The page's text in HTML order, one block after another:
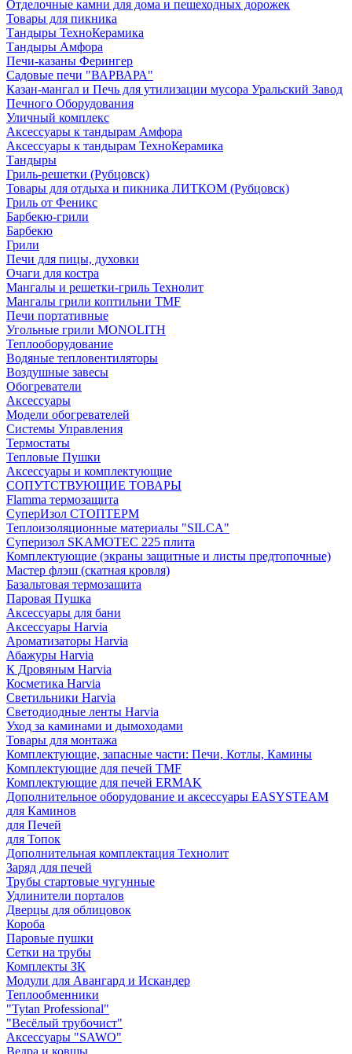
Отделочные камни для дома и пешеходных дорожек
Товары для пикника
Тандыры ТехноКерамика
Тандыры Амфора
Печи-казаны Ферингер
Садовые печи "ВАРВАРА"
Казан-мангал и Печь для утилизации мусора Уральский Завод
Печного Оборудования
Уличный комплекс
Аксессуары к тандырам Амфора
Аксессуары к тандырам ТехноКерамика
Тандыры
Гриль-решетки (Рубцовск)
Товары для отдыха и пикника ЛИТКОМ (Рубцовск)
Гриль от Феникс
Барбекю-грили
Барбекю
Грили
Печи для пицы, духовки
Очаги для костра
Мангалы и решетки-гриль Технолит
Мангалы грили коптильни TMF
Печи портативные
Угольные грили MONOLITH
Теплооборудование
Водяные тепловентиляторы
Воздушные завесы
Обогреватели
Аксессуары
Модели обогревателей
Системы Управления
Термостаты
Тепловые Пушки
Аксессуары и комплектующие
СОПУТСТВУЮЩИЕ ТОВАРЫ
Flamma термозащита
СуперИзол СТОПТЕРМ
Теплоизоляционные материалы "SILCA"
Суперизол SKAMOTEC 225 плита
Комплектующие (экраны защитные и листы предтопочные)
Мастер флэш (скатная кровля)
Базальтовая термозащита
Паровая Пушка
Аксессуары для бани
Аксессуары Harvia
Ароматизаторы Harvia
Абажуры Harvia
К Дровяным Harvia
Косметика Harvia
Светильники Harvia
Светодиодные ленты Harvia
Уход за каминами и дымоходами
Товары для монтажа
Комплектующие, запасные части: Печи, Котлы, Камины
Комплектующие для печей TMF
Комплектующие для печей ERMAK
Дополнительное оборудование и аксессуары EASYSTEAM
для Каминов
для Печей
для Топок
Дополнительная комплектация Технолит
Заряд для печей
Трубы стартовые чугунные
Удлинители порталов
Дверцы для облицовок
Короба
Паровые пушки
Сетки на трубы
Комплекты ЗК
Модули для Авангард и Искандер
Теплообменники
"Tytan Professional"
"Весёлый трубочист"
Аксессуары "SAWO"
Ведра и ковшы